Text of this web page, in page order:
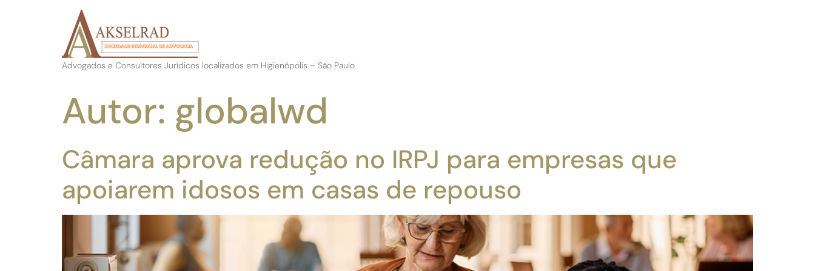
Advogados e Consultores Jurídicos localizados em Higienópolis – São Paulo
Autor: globalwd
Câmara aprova redução no IRPJ para empresas que
apoiarem idosos em casas de repouso